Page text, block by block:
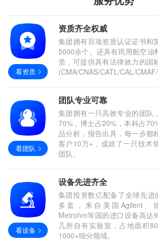
看资质
资质齐全权威
集团拥有百项资质认证证书和
5000余个。还具有民用航空油
质，可提供具有法律效力的国
(CMA/CNAS/CATL/CAL/
看团队
团队专业可靠
集团拥有一只高效专业的团队
70%，博士占20%，本科占
品分析，报告出具，每一步都
客户10万+，成就了一只技术
团队。
看设备
设备先进齐全
集团投资数亿配备了全球先进
多套，来自美国Agilent、
Metrohm等国的进口设备高达
几所自有实验室，占地面积
1000+细分领域。